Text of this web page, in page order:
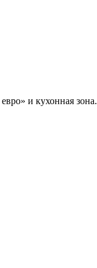
и кухонная зона.